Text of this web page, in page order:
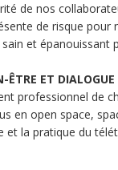
de nos
de risque
et
ET DIALOGUE
professionnel de
en open space,
et la pratique du